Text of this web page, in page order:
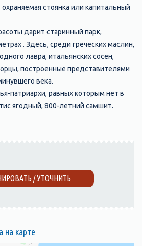
стоянка или капитальный
дарит старинный парк,
. Здесь, среди греческих маслин,
лавра, итальянских сосен,
построенные представителями
века.
патриархи, равных которым нет в
ягодный, 800-летний самшит.
/ УТОЧНИТЬ
на карте